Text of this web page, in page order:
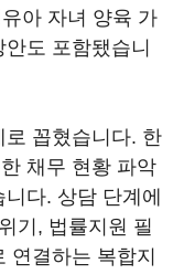
아 자녀 양육 가
도 포함됐습니
꼽혔습니다. 한
채무 현황 파악
다. 상담 단계에
기, 법률지원 필
연결하는 복합지